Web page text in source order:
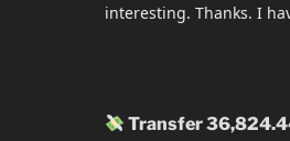
interesting. Thanks. I
Transfer